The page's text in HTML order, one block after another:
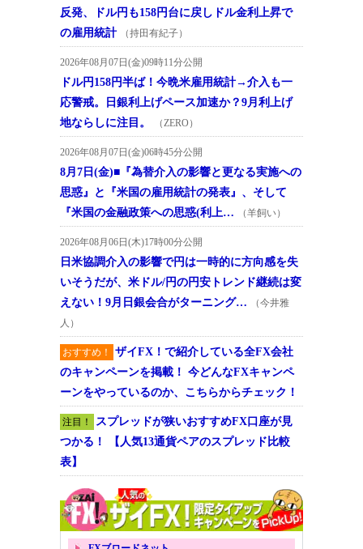
反発、ドル円も158円台に戻しドル金利上昇で
の雇用統計
（持田有紀子）
2026年08月07日(金)09時11分公開
ドル円158円半ば！今晩米雇用統計→介入も一
応警戒。日銀利上げペース加速か？9月利上げ
地ならしに注目。
（ZERO）
2026年08月07日(金)06時45分公開
8月7日(金)■『為替介入の影響と更なる実施への
思惑』と『米国の雇用統計の発表』、そして
『米国の金融政策への思惑(利上…
（羊飼い）
2026年08月06日(木)17時00分公開
日米協調介入の影響で円は一時的に方向感を失
いそうだが、米ドル/円の円安トレンド継続は変
えない！9月日銀会合がターニング…
（今井雅
人）
おすすめ！
ザイFX！で紹介している全FX会社
のキャンペーンを掲載！ 今どんなFXキャンペ
ーンをやっているのか、こちらからチェック！
注目！
スプレッドが狭いおすすめFX口座が見
つかる！ 【人気13通貨ペアのスプレッド比較
表】